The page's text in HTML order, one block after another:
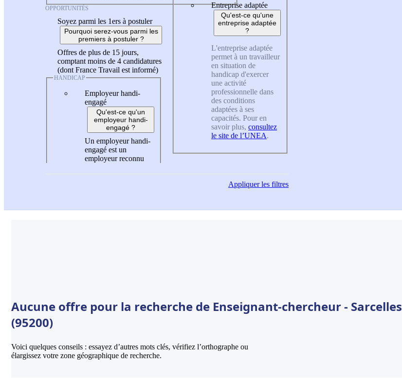
OPPORTUNITÉS
Soyez parmi les 1ers à postuler
Pourquoi serez-vous parmi les
premiers à postuler ?
Offres de plus de 15 jours,
comptant moins de 4 candidatures
(dont France Travail est informé)
HANDICAP
Employeur handi-
engagé
Qu'est-ce qu'un
employeur handi-
engagé ?
Un employeur handi-
engagé est un
employeur reconnu
Entreprise adaptée
Qu'est-ce qu'une
entreprise adaptée
?
L'entreprise adaptée
permet à un travailleur
en situation de
handicap d'exercer
une activité
professionnelle dans
des conditions
adaptées à ses
capacités. Pour en
savoir plus, consultez
le site de l’UNEA.
Appliquerles filtres
Aucune offre pour la recherche de Enseignant-chercheur - Sarcelles
(95200)
Voici quelques conseils : essayez d’autres mots clés, vérifiez l’orthographe ou
élargissez votre zone géographique de recherche.